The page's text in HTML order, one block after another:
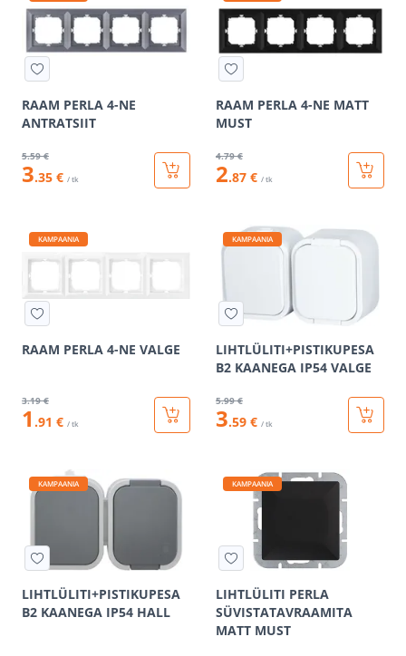
RAAM PERLA 4-NE
ANTRATSIIT
5.59 €
3.35 € / tk
RAAM PERLA 4-NE MATT
MUST
4.79 €
2.87 € / tk
KAMPAANIA
RAAM PERLA 4-NE VALGE
3.19 €
1 .91 € / tk
KAMPAANIA
LIHTLÜLITI+PISTIKUPESA
B2 KAANEGA IP54 VALGE
5.99 €
3.59 € / tk
KAMPAANIA
LIHTLÜLITI+PISTIKUPESA
B2 KAANEGA IP54 HALL
KAMPAANIA
LIHTLÜLITI PERLA
SÜVISTATAVRAAMITA
MATT MUST